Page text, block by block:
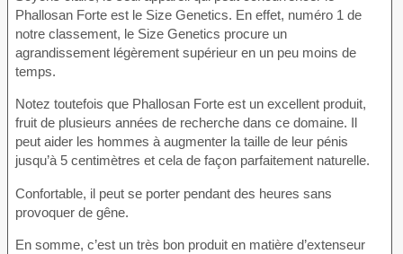
Phallosan Forte est le Size Genetics. En effet, numéro 1 de
notre classement, le Size Genetics procure un
agrandissement légèrement supérieur en un peu moins de
temps.
Notez toutefois que Phallosan Forte est un excellent produit,
fruit de plusieurs années de recherche dans ce domaine. Il
peut aider les hommes à augmenter la taille de leur pénis
jusqu’à 5 centimètres et cela de façon parfaitement naturelle.
Confortable, il peut se porter pendant des heures sans
provoquer de gêne.
En somme, c’est un très bon produit en matière d’extenseur